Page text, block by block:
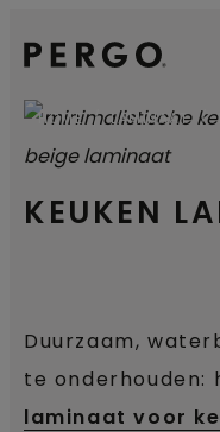
KEUKEN
HOME LAMINAAT
Duurzaam,
te onderhouden:
laminaat voor